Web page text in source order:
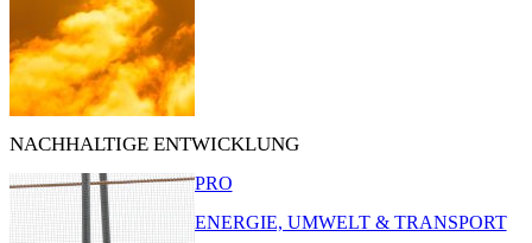
NACHHALTIGE ENTWICKLUNG
PRO
ENERGIE, UMWELT & TRANSPORT